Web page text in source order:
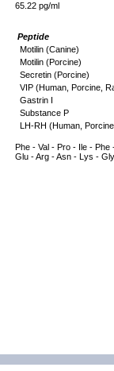
65.22 pg/ml
Peptide
Motilin (Canine)
Motilin (Porcine)
Secretin (Porcine)
VIP (Human, Porcine,
Gastrin I
Substance P
LH-RH (Human,
Phe - Val - Pro - Ile -
Glu - Arg - Asn - Lys -